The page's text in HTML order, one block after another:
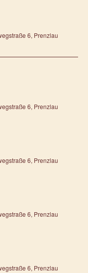
6, Prenzlau
6, Prenzlau
6, Prenzlau
6, Prenzlau
6, Prenzlau